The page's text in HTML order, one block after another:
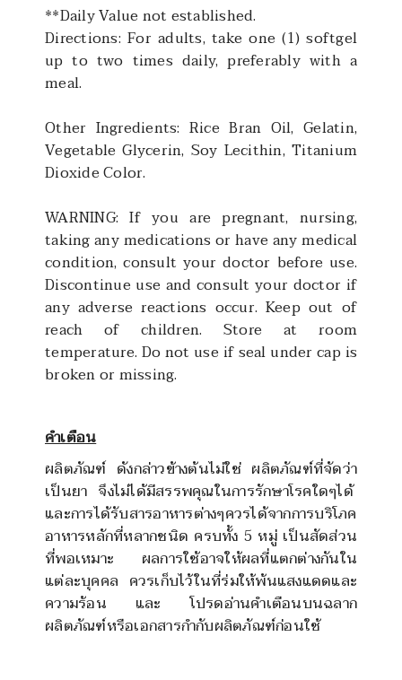
**Daily Value not established.
Directions: For adults, take one (1) softgel
up to two times daily, preferably with a
meal.
Other Ingredients: Rice Bran Oil, Gelatin,
Vegetable Glycerin, Soy Lecithin, Titanium
Dioxide Color.
WARNING: If you are pregnant, nursing,
taking any medications or have any medical
condition, consult your doctor before use.
Discontinue use and consult your doctor if
any adverse reactions occur. Keep out of
reach of children. Store at room
temperature. Do not use if seal under cap is
broken or missing.
คำเตือน
ผลิตภัณฑ์ ดังกล่าวข้างต้นไม่ใช่ ผลิตภัณฑ์ที่จัดว่า
เป็นยา จึงไม่ได้มีสรรพคุณในการรักษาโรคใดๆได้
และการได้รับสารอาหารต่างๆควรได้จากการบริโภค
อาหารหลักที่หลากชนิด ครบทั้ง 5 หมู่ เป็นสัดส่วน
ที่พอเหมาะ ผลการใช้อาจให้ผลที่แตกต่างกันใน
แต่ละบุคคล ควรเก็บไว้ในที่ร่มให้พ้นแสงแดดและ
ความร้อน และ โปรดอ่านคำเตือนบนฉลาก
ผลิตภัณฑ์หรือเอกสารกำกับผลิตภัณฑ์ก่อนใช้